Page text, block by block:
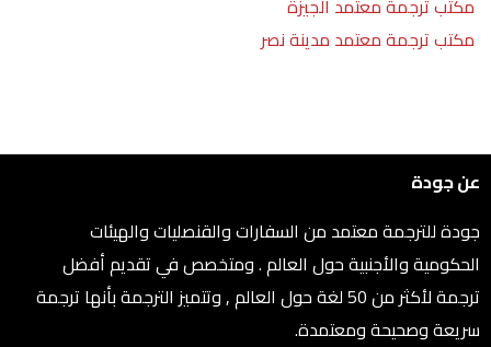
مكتب ترجمة معتمد الجيزة
مكتب ترجمة معتمد مدينة نصر
عن جودة
جودة للترجمة معتمد من السفارات والقنصليات والهيئات
الحكومية والأجنبية حول العالم . ومتخصص في تقديم أفضل
ترجمة لأكثر من 50 لغة حول العالم , وتتميز الترجمة بأنها ترجمة
سريعة وصحيحة ومعتمدة.